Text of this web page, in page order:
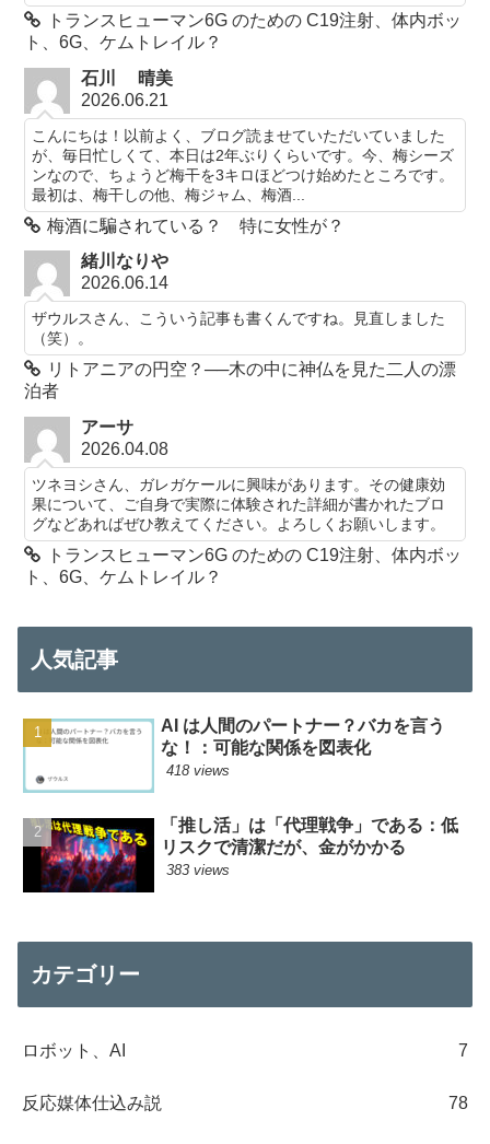
トランスヒューマン6G のための C19注射、体内ボッ
ト、6G、ケムトレイル？
石川 晴美
2026.06.21
こんにちは！以前よく、ブログ読ませていただいていました
が、毎日忙しくて、本日は2年ぶりくらいです。今、梅シーズ
ンなので、ちょうど梅干を3キロほどつけ始めたところです。
最初は、梅干しの他、梅ジャム、梅酒...
梅酒に騙されている？ 特に女性が？
緒川なりや
2026.06.14
ザウルスさん、こういう記事も書くんですね。見直しました
（笑）。
リトアニアの円空？──木の中に神仏を見た二人の漂
泊者
アーサ
2026.04.08
ツネヨシさん、ガレガケールに興味があります。その健康効
果について、ご自身で実際に体験された詳細が書かれたブロ
グなどあればぜひ教えてください。よろしくお願いします。
トランスヒューマン6G のための C19注射、体内ボッ
ト、6G、ケムトレイル？
人気記事
AI は人間のパートナー？バカを言う
な！：可能な関係を図表化
418 views
「推し活」は「代理戦争」である：低
リスクで清潔だが、金がかかる
383 views
カテゴリー
ロボット、AI 7
反応媒体仕込み説 78